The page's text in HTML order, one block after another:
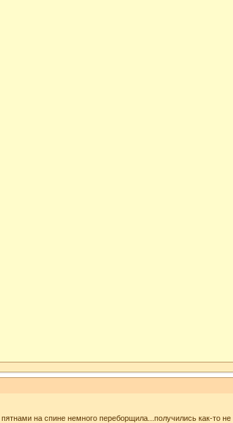
на спине немного переборщила...получились как-то не